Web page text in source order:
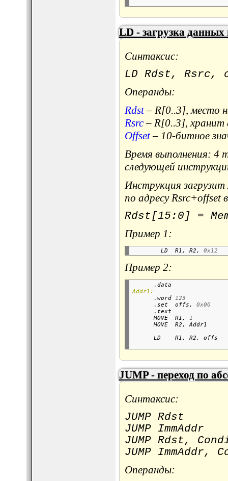
LD - загрузка данных
Синтаксис:
LD Rdst, Rsrc,
Операнды:
Rdst– R[0..3], место
Rsrc– R[0..3], хранит
Offset– 10-битное
Время выполнения: 4
следующей
Инструкция
по адресу Rsrc+offset
Rdst[15:0] =
Пример 1:
        LD  R1, R2,
0x12
Пример 2:
Addr1:
.word 123
      .set  offs,
0x00
      MOVE  R1,
1
MOVE  R2,
LD    R1, R2,
JUMP - переход по
Синтаксис:
JUMP Rdst
JUMP ImmAddr
JUMP Rdst,
JUMP ImmAddr,
Операнды: